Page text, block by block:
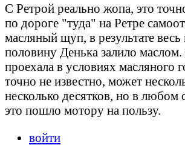
С Ретрой реально жопа, это
по дороге "туда" на Ретре
масляный щуп, в результате
половину Денька залило
проехала в условиях масляного
точно не известно, может
несколько десятков, но в любом
это пошло мотору на пользу.
войти